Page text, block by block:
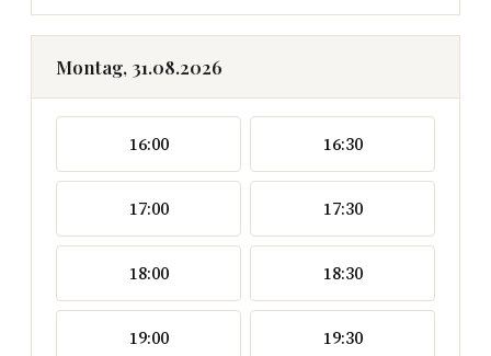
Montag, 31.08.2026
16:00 16:30
17:00 17:30
18:00 18:30
19:00 19:30